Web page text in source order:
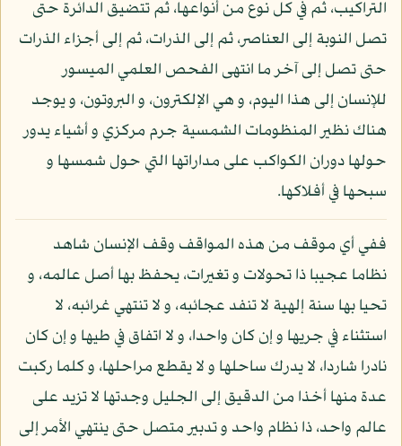
التراكيب، ثم في كل نوع من أنواعها، ثم تتضيق الدائرة حتى
تصل النوبة إلى العناصر، ثم إلى الذرات، ثم إلى أجزاء الذرات
حتى تصل إلى آخر ما انتهى الفحص العلمي الميسور
للإنسان إلى هذا اليوم، و هي الإلكترون، و البروتون، و يوجد
هناك نظير المنظومات الشمسية جرم مركزي و أشياء يدور
حولها دوران الكواكب على مداراتها التي حول شمسها و
سبحها في أفلاكها.
ففي أي موقف من هذه المواقف وقف الإنسان شاهد
نظاما عجيبا ذا تحولات و تغيرات، يحفظ بها أصل عالمه، و
تحيا بها سنة إلهية لا تنفد عجائبه، و لا تنتهي غرائبه، لا
استثناء في جريها و إن كان واحدا، و لا اتفاق في طيها و إن كان
نادرا شاردا، لا يدرك ساحلها و لا يقطع مراحلها، و كلما ركبت
عدة منها أخذا من الدقيق إلى الجليل وجدتها لا تزيد على
عالم واحد، ذا نظام واحد و تدبير متصل حتى ينتهي الأمر إلى